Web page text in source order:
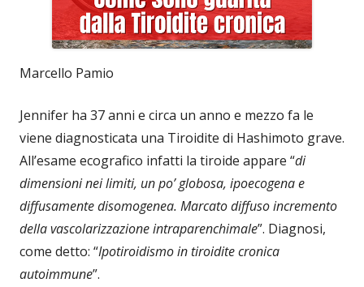
Marcello Pamio
Jennifer ha 37 anni e circa un anno e mezzo fa le
viene diagnosticata una Tiroidite di Hashimoto grave.
All’esame ecografico infatti la tiroide appare “di
dimensioni nei limiti, un po’ globosa, ipoecogena e
diffusamente disomogenea. Marcato diffuso incremento
della vascolarizzazione intraparenchimale”. Diagnosi,
come detto: “Ipotiroidismo in tiroidite cronica
autoimmune”.